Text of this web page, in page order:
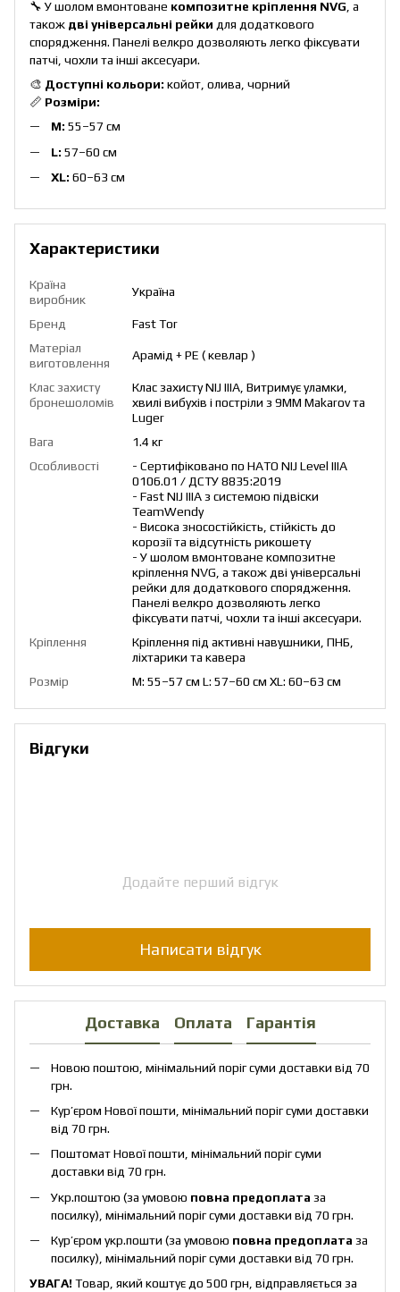
🔧 У шолом вмонтоване композитне кріплення NVG, а
також дві універсальні рейки для додаткового
спорядження. Панелі велкро дозволяють легко фіксувати
патчі, чохли та інші аксесуари.
🎨 Доступні кольори: койот, олива, чорний
📏 Розміри:
M: 55–57 см
L: 57–60 см
XL: 60–63 см
Характеристики
Країна
виробник
Україна
Бренд
Fast Tor
Матеріал
виготовлення
Арамід + PE ( кевлар )
Клас захисту
бронешоломів
Клас захисту NIJ IIIA, Витримує уламки,
хвилі вибухів і постріли з 9ММ Makarov та
Luger
Вага
1.4 кг
Особливості
- Сертифіковано по НАТО NIJ Level IIIA
0106.01 / ДСТУ 8835:2019
- Fast NIJ IIIA з системою підвіски
TeamWendy
- Висока зносостійкість, стійкість до
корозії та відсутність рикошету
- У шолом вмонтоване композитне
кріплення NVG, а також дві універсальні
рейки для додаткового спорядження.
Панелі велкро дозволяють легко
фіксувати патчі, чохли та інші аксесуари.
Кріплення
Кріплення під активні навушники, ПНБ,
ліхтарики та кавера
Розмір
M: 55–57 см L: 57–60 см XL: 60–63 см
Відгуки
Додайте перший відгук
Написати відгук
Доставка Оплата Гарантія
Новою поштою, мінімальний поріг суми доставки від 70
грн.
Кур’єром Нової пошти, мінімальний поріг суми доставки
від 70 грн.
Поштомат Нової пошти, мінімальний поріг суми
доставки від 70 грн.
Укр.поштою (за умовою повна предоплата за
посилку), мінімальний поріг суми доставки від 70 грн.
Кур’єром укр.пошти (за умовою повна предоплата за
посилку), мінімальний поріг суми доставки від 70 грн.
УВАГА!Товар, який коштує до 500 грн, відправляється за